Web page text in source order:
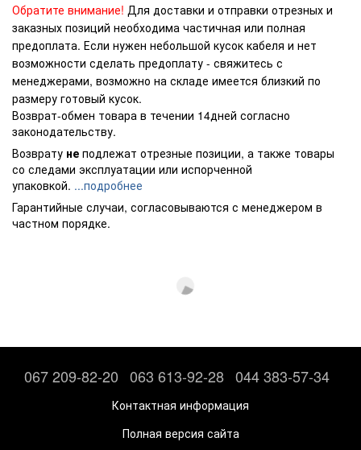
Обратите внимание! Для доставки и отправки отрезных и
заказных позиций необходима частичная или полная
предоплата. Если нужен небольшой кусок кабеля и нет
возможности сделать предоплату - свяжитесь с
менеджерами, возможно на складе имеется близкий по
размеру готовый кусок.
Возврат-обмен товара в течении 14дней согласно
законодательству.
Возврату не подлежат отрезные позиции, а также товары
со следами эксплуатации или испорченной
упаковкой. ...подробнее
Гарантийные случаи, согласовываются с менеджером в
частном порядке.
067 209-82-20 063 613-92-28 044 383-57-34
Контактная информация
Полная версия сайта